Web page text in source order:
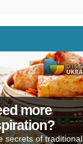
more
secrets of traditional